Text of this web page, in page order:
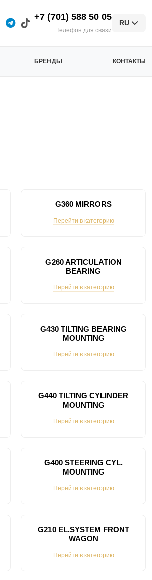
+7 (701) 588 50 05
Телефон для связи
RU
БРЕНДЫ КОНТАКТЫ
G360 MIRRORS
Перейти в категорию
G260 ARTICULATION
BEARING
Перейти в категорию
G430 TILTING BEARING
MOUNTING
Перейти в категорию
G440 TILTING CYLINDER
MOUNTING
Перейти в категорию
G400 STEERING CYL.
MOUNTING
Перейти в категорию
G210 EL.SYSTEM FRONT
WAGON
Перейти в категорию